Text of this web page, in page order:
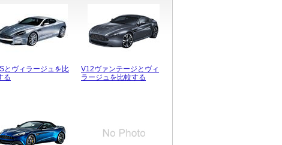
とヴィラージュを比
る
V12ヴァンテージとヴィ
ラージュを比較する